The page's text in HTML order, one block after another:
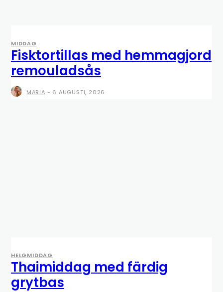
MIDDAG
Fisktortillas med hemmagjord
remouladsås
MARIA - 6 AUGUSTI, 2026
HELGMIDDAG
Thaimiddag med färdig
grytbas